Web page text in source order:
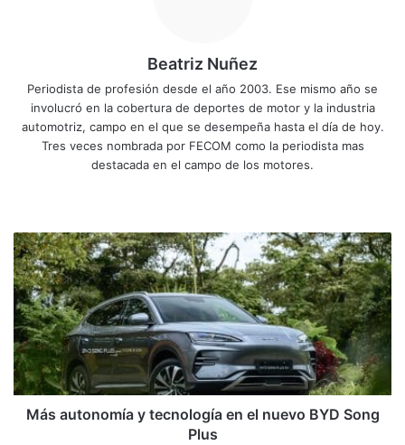
Beatriz Nuñez
Periodista de profesión desde el año 2003. Ese mismo año se
involucró en la cobertura de deportes de motor y la industria
automotriz, campo en el que se desempeña hasta el día de hoy.
Tres veces nombrada por FECOM como la periodista mas
destacada en el campo de los motores.
Más
autonomía
y
tecnología
en
el
nuevo
BYD
Song
PlusMás autonomía y tecnología en el nuevo BYD Song
Plus